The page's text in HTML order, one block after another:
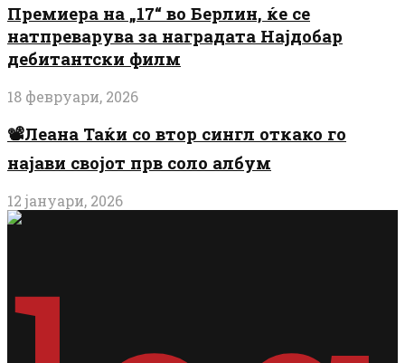
Премиера на „17“ во Берлин, ќе се
натпреварува за наградата Најдобар
дебитантски филм
18 февруари, 2026
📽️Леана Таќи со втор сингл откако го
најави својот прв соло албум
12 јануари, 2026